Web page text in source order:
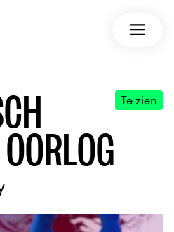
Open
Te zien